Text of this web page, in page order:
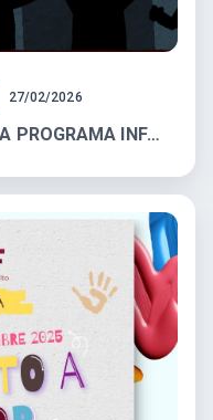
27/02/2026
AUDICIONES ABIERTAS PARA PROGRAMA INFANTIL